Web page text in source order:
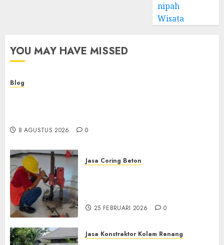
nipah
Wisata
YOU MAY HAVE MISSED
Blog
8 AGUSTUS 2026 0
Jasa Coring Beton
25 FEBRUARI 2026 0
Jasa Konstraktor Kolam Renang